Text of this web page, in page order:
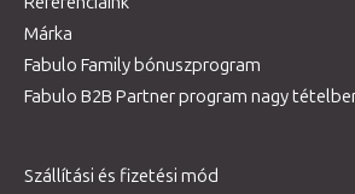
Márka
Fabulo Family bónuszprogram
Fabulo B2B Partner program nagy
Szállítási és fizetési mód